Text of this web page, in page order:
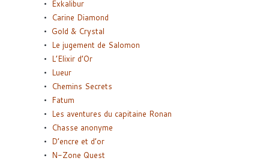
Exkalibur
Carine Diamond
Gold & Crystal
Le jugement de Salomon
L’Elixir d’Or
Lueur
Chemins Secrets
Fatum
Les aventures du capitaine Ronan
Chasse anonyme
D’encre et d’or
N-Zone Quest